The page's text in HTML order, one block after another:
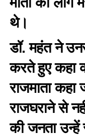
थे।
डॉ. महंत ने
करते हुए कहा
राजमाता कहा
राजघराने से
की जनता उन्हें